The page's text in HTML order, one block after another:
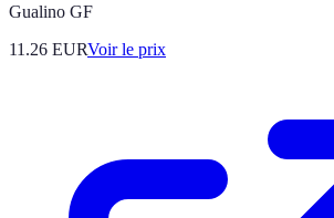
Gualino GF
11.26 EURVoir le prix